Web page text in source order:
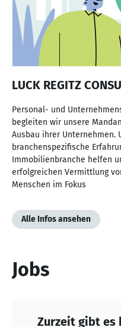
LUCK REGITZ
Personal- und
begleiten wir unsere
Ausbau ihrer Unternehmen.
branchenspezifische
Immobilienbranche helfen
erfolgreichen Vermittlung
Menschen im Fokus
Alle Infos ansehen
Jobs
Zurzeit gibt es